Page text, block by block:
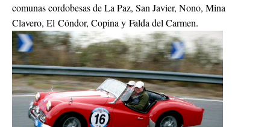
comunas cordobesas de La Paz, San Javier, Nono, Mina
Clavero, El Cóndor, Copina y Falda del Carmen.